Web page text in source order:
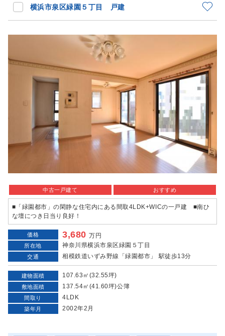
横浜市泉区緑園５丁目 戸建
中古一戸建て おすすめ
■「緑園都市」の閑静な住宅内にある間取4LDK+WICの一戸建 ■南ひ
な壇につき日当り良好！
価格 3,680万円
所在地 神奈川県横浜市泉区緑園５丁目
交通 相模鉄道いずみ野線「緑園都市」 駅徒歩13分
建物面積 107.63㎡(32.55坪)
敷地面積 137.54㎡(41.60坪)公簿
間取り 4LDK
築年月 2002年2月